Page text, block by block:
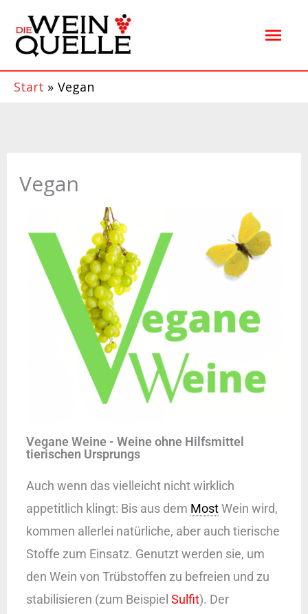
Inhalt
springen
Start Vegan
Vegan
​Vegane Weine - Weine ohne Hilfsmittel
tierischen Ursprungs
Auch wenn das vielleicht nicht wirklich
appetitlich klingt: Bis aus dem MostWein wird,
kommen allerlei natürliche, aber auch tierische
Stoffe zum Einsatz. Genutzt werden sie, um
den Wein von Trübstoffen zu befreien und zu
stabilisieren (zum Beispiel Sulfit). Der